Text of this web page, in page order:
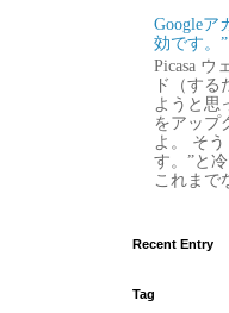
Googleア
効です。
Picasa ウ
ド（する
ようと思
をアップ
よ。 そ
す。”と
これまで
Recent Entry
Tag